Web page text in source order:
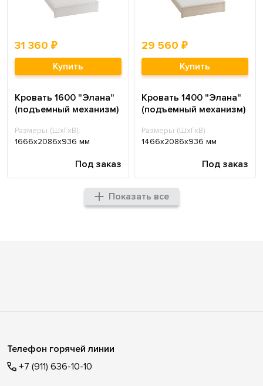
31 360 ₽
Купить
Кровать 1600 "Элана"
(подъемный механизм)
Размеры (ШхГхВ):
1666х2086х936 мм
Под заказ
29 560 ₽
Купить
Кровать 1400 "Элана"
(подъемный механизм)
Размеры (ШхГхВ):
1466х2086х936 мм
Под заказ
Показать все
Телефон горячей линии
+7 (911) 636-10-10